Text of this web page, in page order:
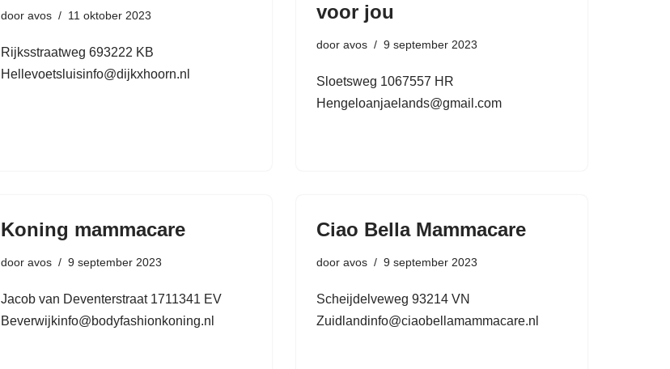
door avos 11 oktober 2023
Rijksstraatweg 693222 KB
Hellevoetsluisinfo@dijkxhoorn.nl
voor jou
door avos 9 september 2023
Sloetsweg 1067557 HR
Hengeloanjaelands@gmail.com
Koning mammacare
door avos 9 september 2023
Jacob van Deventerstraat 1711341 EV
Beverwijkinfo@bodyfashionkoning.nl
Ciao Bella Mammacare
door avos 9 september 2023
Scheijdelveweg 93214 VN
Zuidlandinfo@ciaobellamammacare.nl